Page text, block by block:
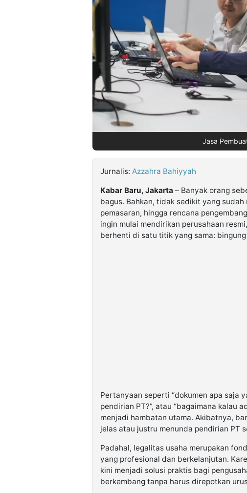
Jasa
Jurnalis: Azzahra Bahiyyah
Kabar Baru, Jakarta – Banyak orang
bagus. Bahkan, tidak sedikit yang
pemasaran, hingga rencana
ingin mulai mendirikan perusahaan
berhenti di satu titik yang sama:
Pertanyaan seperti “dokumen apa saja
pendirian PT?”, atau “bagaimana kalau
menjadi hambatan utama. Akibatnya,
jelas atau justru menunda pendirian PT
Padahal, legalitas usaha merupakan
yang profesional dan berkelanjutan.
kini menjadi solusi praktis bagi
berkembang tanpa harus direpotkan